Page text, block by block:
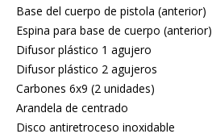
Base del cuerpo de pistola (anterior)
Espina para base de cuerpo (anterior)
Difusor plástico 1 agujero
Difusor plástico 2 agujeros
Carbones 6x9 (2 unidades)
Arandela de centrado
Disco antiretroceso inoxidable